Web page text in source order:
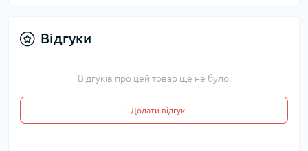
Відгуки
Відгуків про цей товар ще не було.
+ Додати відгук